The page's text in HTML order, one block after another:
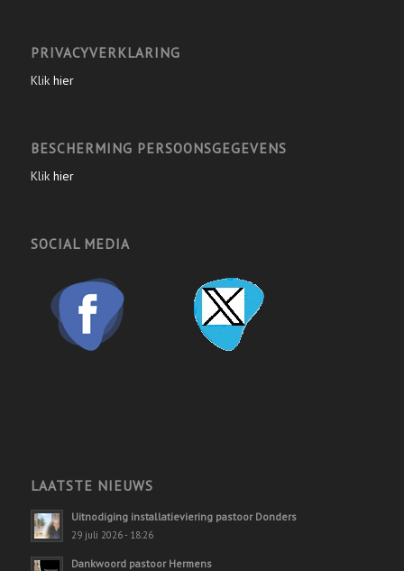
PRIVACYVERKLARING
Klik hier
BESCHERMING PERSOONSGEGEVENS
Klik hier
SOCIAL MEDIA
LAATSTE NIEUWS
Uitnodiging installatieviering pastoor Donders
29 juli 2026 - 18:26
Dankwoord pastoor Hermens